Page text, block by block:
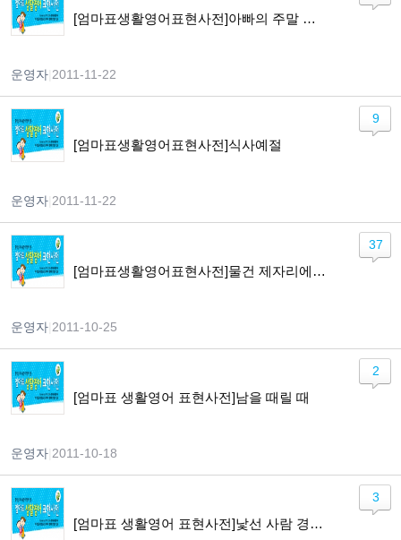
[엄마표생활영어표현사전]아빠의 주말 약속하기
운영자 2011-11-22
[엄마표생활영어표현사전]식사예절
운영자 2011-11-22
9
[엄마표생활영어표현사전]물건 제자리에 두기
운영자 2011-10-25
37
[엄마표 생활영어 표현사전]남을 때릴 때
운영자 2011-10-18
2
[엄마표 생활영어 표현사전]낯선 사람 경계하기
3